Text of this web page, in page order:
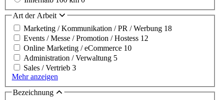
Art der Arbeit
Marketing / Kommunikation / PR / Werbung 18
Events / Messe / Promotion / Hostess 12
Online Marketing / eCommerce 10
Administration / Verwaltung 5
Sales / Vertrieb 3
Mehr anzeigen
Bezeichnung